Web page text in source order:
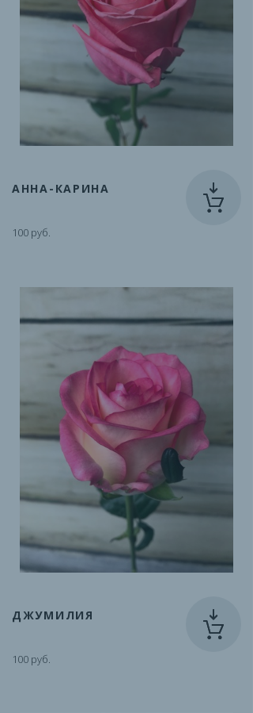
АННА-КАРИНА
100 руб.
ДЖУМИЛИЯ
100 руб.